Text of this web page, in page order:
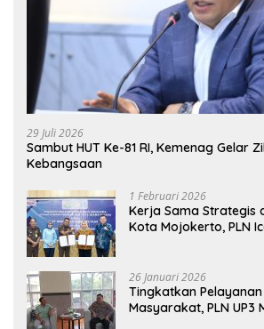
29 Juli 2026
Sambut HUT Ke-81 RI, Kemenag Gelar
Kebangsaan
1 Februari 2026
Kerja Sama Strategis
Kota Mojokerto, PLN
26 Januari 2026
Tingkatkan
Masyarakat, PLN UP3